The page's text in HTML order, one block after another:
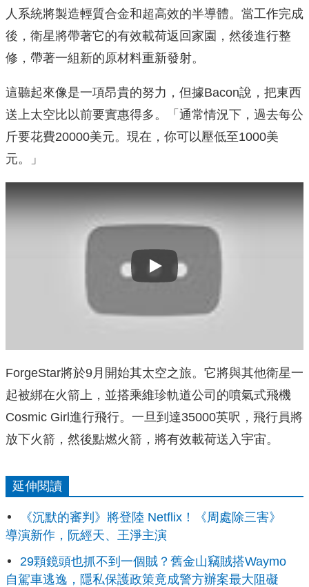
人系統將製造輕質合金和超高效的半導體。當工作完成
後，衛星將帶著它的有效載荷返回家園，然後進行整
修，帶著一組新的原材料重新發射。
這聽起來像是一項昂貴的努力，但據Bacon說，把東西
送上太空比以前要實惠得多。「通常情況下，過去每公
斤要花費20000美元。現在，你可以壓低至1000美
元。」
Play
ForgeStar將於9月開始其太空之旅。它將與其他衛星一
起被綁在火箭上，並搭乘維珍軌道公司的噴氣式飛機
Cosmic Girl進行飛行。一旦到達35000英呎，飛行員將
放下火箭，然後點燃火箭，將有效載荷送入宇宙。
延伸閱讀
《沉默的審判》將登陸 Netflix！《周處除三害》
導演新作，阮經天、王淨主演
29顆鏡頭也抓不到一個賊？舊金山竊賊搭Waymo
自駕車逃逸，隱私保護政策竟成警方辦案最大阻礙